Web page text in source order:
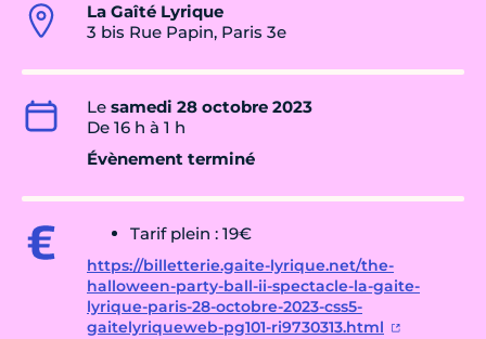
La Gaîté Lyrique
3 bis Rue Papin, Paris 3e
Le samedi 28 octobre 2023
De 16 h à 1 h
Évènement terminé
Tarif plein : 19€
https://billetterie.gaite-lyrique.net/the-
halloween-party-ball-ii-spectacle-la-gaite-
lyrique-paris-28-octobre-2023-css5-
gaitelyriqueweb-pg101-ri9730313.html